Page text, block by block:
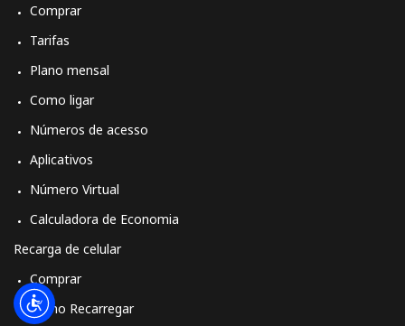
Comprar
Tarifas
Plano mensal
Como ligar
Números de acesso
Aplicativos
Número Virtual
Calculadora de Economia
Recarga de celular
Comprar
Como Recarregar